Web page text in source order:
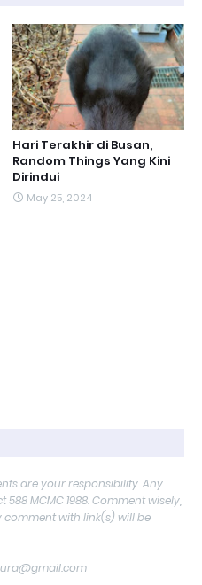
Hari Terakhir di Busan,
Random Things Yang Kini
Dirindui
May 25, 2024
are your responsibility. Any
MCMC 1988. Comment wisely,
with link(s) will be